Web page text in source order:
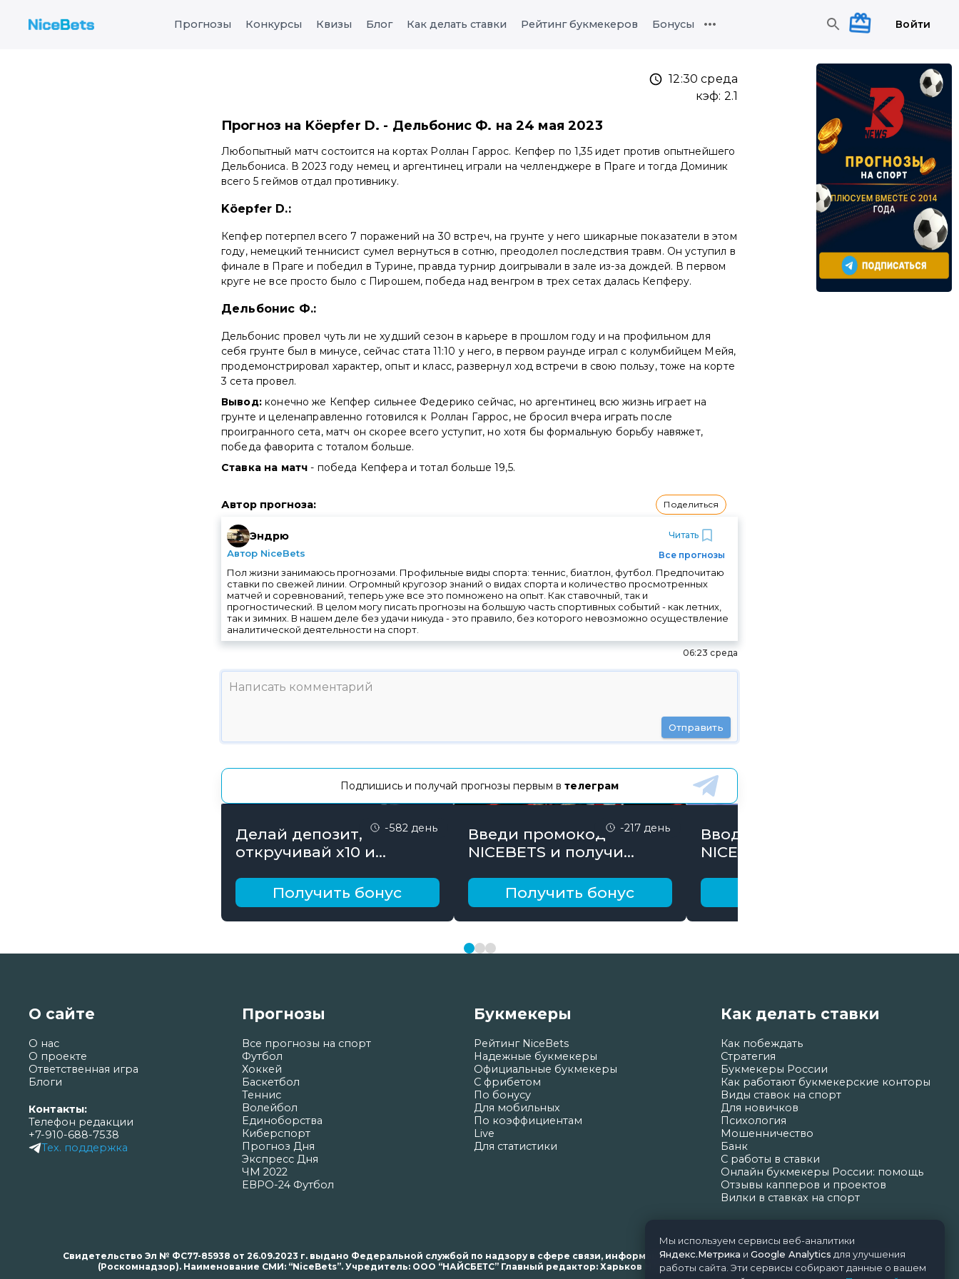
Прогнозы Конкурсы Квизы Блог Как делать ставки Рейтинг букмекеров Бонусы Войти
12:30 среда
кэф: 2.1
Прогноз на Köepfer D. - Дельбонис Ф. на 24 мая 2023
Любопытный матч состоится на кортах Роллан Гаррос. Кепфер по 1,35 идет против опытнейшего
Дельбониса. В 2023 году немец и аргентинец играли на челленджере в Праге и тогда Доминик
всего 5 геймов отдал противнику.
Köepfer D.:
Кепфер потерпел всего 7 поражений на 30 встреч, на грунте у него шикарные показатели в этом
году, немецкий теннисист сумел вернуться в сотню, преодолел последствия травм. Он уступил в
финале в Праге и победил в Турине, правда турнир доигрывали в зале из-за дождей. В первом
круге не все просто было с Пирошем, победа над венгром в трех сетах далась Кепферу.
Дельбонис Ф.:
Дельбонис провел чуть ли не худший сезон в карьере в прошлом году и на профильном для
себя грунте был в минусе, сейчас стата 11:10 у него, в первом раунде играл с колумбийцем Мейя,
продемонстрировал характер, опыт и класс, развернул ход встречи в свою пользу, тоже на корте
3 сета провел.
Вывод:конечно же Кепфер сильнее Федерико сейчас, но аргентинец всю жизнь играет на
грунте и целенаправленно готовился к Роллан Гаррос, не бросил вчера играть после
проигранного сета, матч он скорее всего уступит, но хотя бы формальную борьбу навяжет,
победа фаворита с тоталом больше.
Ставка на матч- победа Кепфера и тотал больше 19,5.
Автор прогноза: Поделиться
Эндрю
Автор NiceBets
Читать
Все прогнозы
Пол жизни занимаюсь прогнозами. Профильные виды спорта: теннис, биатлон, футбол. Предпочитаю
ставки по свежей линии. Огромный кругозор знаний о видах спорта и количество просмотренных
матчей и соревнований, теперь уже все это помножено на опыт. Как ставочный, так и
прогностический. В целом могу писать прогнозы на большую часть спортивных событий - как летних,
так и зимних. В нашем деле без удачи никуда - это правило, без которого невозможно осуществление
аналитической деятельности на спорт.
06:23 среда
Отправить
Подпишись и получай прогнозы первым втелеграм
-582 день
Делай депозит,
откручивай х10 и
рублейПолучить бонус
-217 день
Введи промокод
NICEBETS и получи
Получить бонус
Вводи Промокод
NICE15000 и забирай
О сайте
О нас
О проекте
Ответственная игра
Блоги
Контакты:
Телефон редакции
+7-910-688-7538
Тех. поддержка
Прогнозы
Все прогнозы на спорт
Футбол
Хоккей
Баскетбол
Теннис
Волейбол
Единоборства
Киберспорт
Прогноз Дня
Экспресс Дня
ЧМ 2022
ЕВРО-24 Футбол
Букмекеры
Рейтинг NiceBets
Надежные букмекеры
Официальные букмекеры
С фрибетом
По бонусу
Для мобильных
По коэффициентам
Live
Для статистики
Как делать ставки
Как побеждать
Стратегия
Букмекеры России
Как работают букмекерские конторы
Виды ставок на спорт
Для новичков
Психология
Мошенничество
Банк
С работы в ставки
Онлайн букмекеры России: помощь
Отзывы капперов и проектов
Вилки в ставках на спорт
Свидетельство Эл № ФС77-85938 от 26.09.2023 г. выдано Федеральной службой по надзору в сфере связи, информационных технологий и массовых коммуникаций
(Роскомнадзор). Наименование СМИ: “NiceBets”. Учредитель: ООО “НАЙСБЕТС” Главный редактор: Харьков Н.Н. Почта редакции: support@nice-bets.ru
Мы используем сервисы веб-аналитики
Яндекс.Метрика и Google Analytics для улучшения
работы сайта. Эти сервисы собирают данные о вашем